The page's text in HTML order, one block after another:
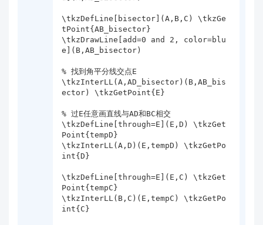
\tkzDefLine[bisector](A,B,C) \tkzGe
tPoint{AB_bisector}
\tkzDrawLine[add=0 and 2, color=blu
e](B,AB_bisector)
% 找到角平分线交点E
\tkzInterLL(A,AD_bisector)(B,AB_bis
ector) \tkzGetPoint{E}
% 过E任意画直线与AD和BC相交
\tkzDefLine[through=E](E,D) \tkzGet
Point{tempD}
\tkzInterLL(A,D)(E,tempD) \tkzGetPo
int{D}
\tkzDefLine[through=E](E,C) \tkzGet
Point{tempC}
\tkzInterLL(B,C)(E,tempC) \tkzGetPo
int{C}